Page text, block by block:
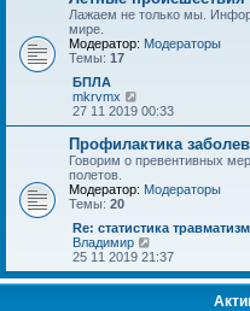
й
т
к
с
л
е
н
е
у
с
о
о
б
е
Лажаем не только мы.
мире.
Модератор: Модераторы
Темы: 17
БПЛА
mkrvmx
е
р
е
й
т
и
к
о
с
л
е
д
27 11 2019 00:33
Профилактика
Говорим о превентивных
полетов.
Модератор: Модераторы
Темы: 20
Re: статистика
Владимир
е
р
е
25 11 2019 21:37